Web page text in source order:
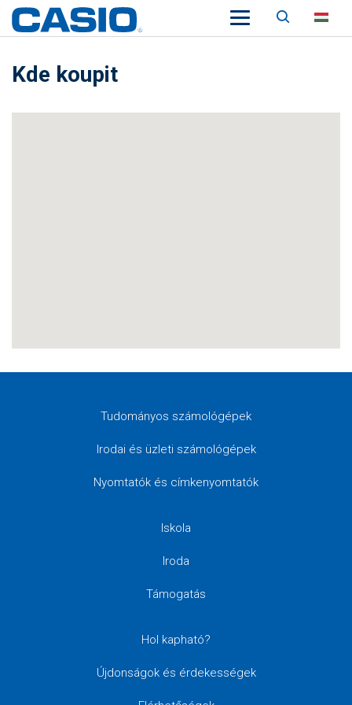
Keresés
Kde koupit
Tudományos számológépek
Irodai és üzleti számológépek
Nyomtatók és címkenyomtatók
Iskola
Iroda
Támogatás
Hol kapható?
Újdonságok és érdekességek